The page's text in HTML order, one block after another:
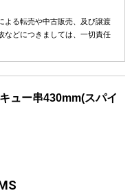
よる転売や中古販売、及び譲渡
などにつきましては、一切責任
ュー串430mm(スパイ